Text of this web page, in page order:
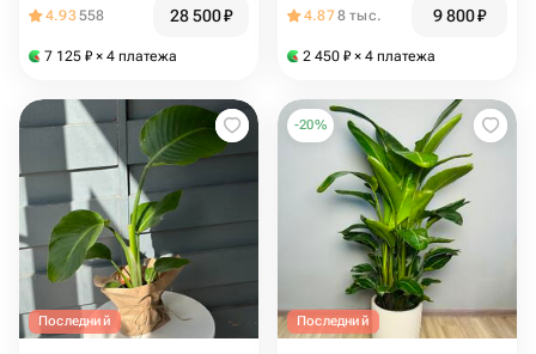
4.93558 28 500₽
7 125 ₽ × 4 платежа
4.878 тыс. 9 800₽
2 450 ₽ × 4 платежа
Последний
-20%
Последний